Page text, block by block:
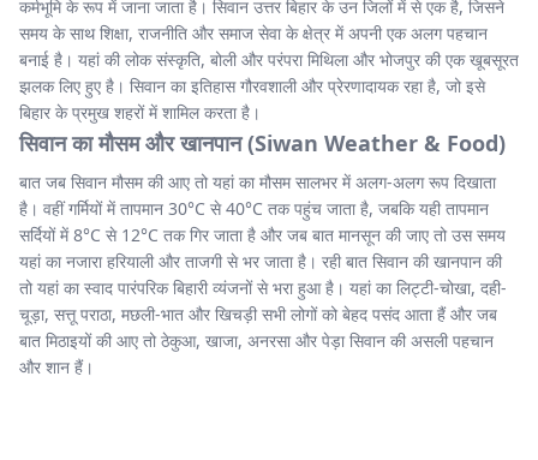
कर्मभूमि के रूप में जाना जाता है। सिवान उत्तर बिहार के उन जिलों में से एक है, जिसने
समय के साथ शिक्षा, राजनीति और समाज सेवा के क्षेत्र में अपनी एक अलग पहचान
बनाई है। यहां की लोक संस्कृति, बोली और परंपरा मिथिला और भोजपुर की एक खूबसूरत
झलक लिए हुए है। सिवान का इतिहास गौरवशाली और प्रेरणादायक रहा है, जो इसे
बिहार के प्रमुख शहरों में शामिल करता है।
सिवान का मौसम और खानपान (Siwan Weather & Food)
बात जब सिवान मौसम की आए तो यहां का मौसम सालभर में अलग-अलग रूप दिखाता
है। वहीं गर्मियों में तापमान 30°C से 40°C तक पहुंच जाता है, जबकि यही तापमान
सर्दियों में 8°C से 12°C तक गिर जाता है और जब बात मानसून की जाए तो उस समय
यहां का नजारा हरियाली और ताजगी से भर जाता है। रही बात सिवान की खानपान की
तो यहां का स्वाद पारंपरिक बिहारी व्यंजनों से भरा हुआ है। यहां का लिट्टी-चोखा, दही-
चूड़ा, सत्तू पराठा, मछली-भात और खिचड़ी सभी लोगों को बेहद पसंद आता हैं और जब
बात मिठाइयों की आए तो ठेकुआ, खाजा, अनरसा और पेड़ा सिवान की असली पहचान
और शान हैं।